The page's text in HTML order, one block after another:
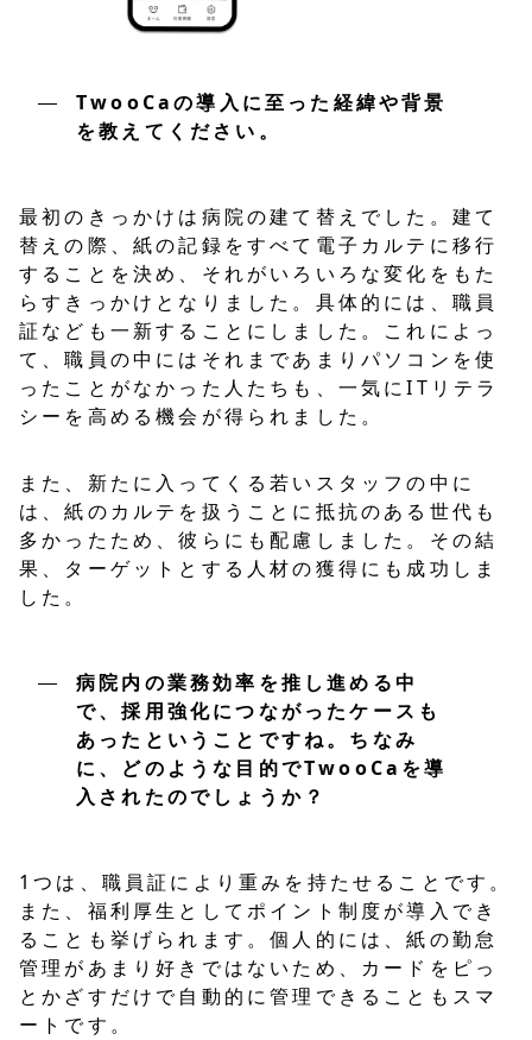
TwooCaの導入に至った経緯や背景
を教えてください。
最初のきっかけは病院の建て替えでした。建て
替えの際、紙の記録をすべて電子カルテに移行
することを決め、それがいろいろな変化をもた
らすきっかけとなりました。具体的には、職員
証なども一新することにしました。これによっ
て、職員の中にはそれまであまりパソコンを使
ったことがなかった人たちも、一気にITリテラ
シーを高める機会が得られました。
また、新たに入ってくる若いスタッフの中に
は、紙のカルテを扱うことに抵抗のある世代も
多かったため、彼らにも配慮しました。その結
果、ターゲットとする人材の獲得にも成功しま
した。
病院内の業務効率を推し進める中
で、採用強化につながったケースも
あったということですね。ちなみ
に、どのような目的でTwooCaを導
入されたのでしょうか？
1つは、職員証により重みを持たせることです。
また、福利厚生としてポイント制度が導入でき
ることも挙げられます。個人的には、紙の勤怠
管理があまり好きではないため、カードをピっ
とかざすだけで自動的に管理できることもスマ
ートです。